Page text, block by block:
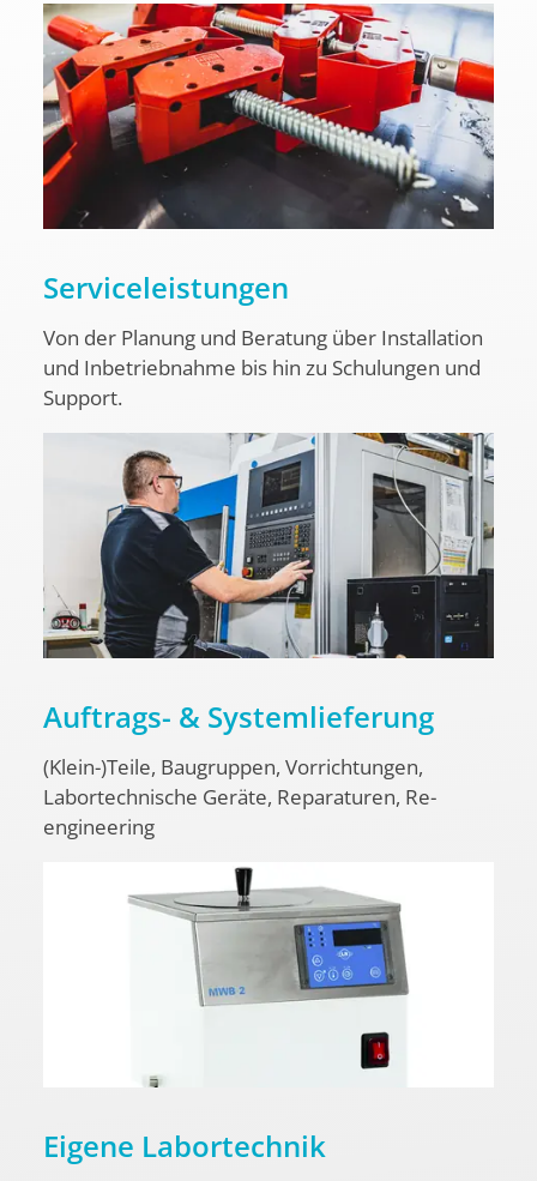
Serviceleistungen
Von der Planung und Beratung über Installation
und Inbetriebnahme bis hin zu Schulungen und
Support.
Auftrags- & Systemlieferung
(Klein-)Teile, Baugruppen, Vorrichtungen,
Labortechnische Geräte, Reparaturen, Re-
engineering
Eigene Labortechnik